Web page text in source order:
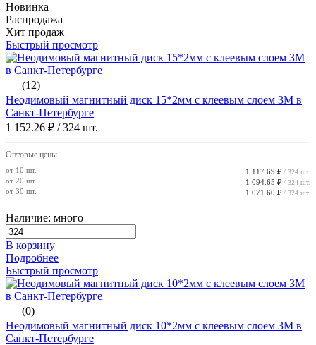
Новинка
Распродажа
Хит продаж
Быстрый просмотр
(12)
Неодимовый магнитный диск 15*2мм с клеевым слоем 3М в
Санкт-Петербурге
1 152.26 ₽ / 324 шт.
Оптовые цены
от 10 шт. 1 117.69 ₽ / 324 шт.
от 20 шт. 1 094.65 ₽ / 324 шт.
от 30 шт. 1 071.60 ₽ / 324 шт.
Наличие: много
В корзину
Подробнее
Быстрый просмотр
(0)
Неодимовый магнитный диск 10*2мм с клеевым слоем 3М в
Санкт-Петербурге